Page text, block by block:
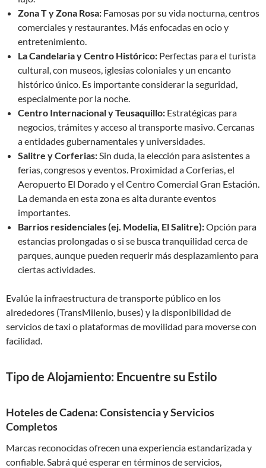
Zona T y Zona Rosa: Famosas por su vida nocturna, centros
comerciales y restaurantes. Más enfocadas en ocio y
entretenimiento.
La Candelaria y Centro Histórico: Perfectas para el turista
cultural, con museos, iglesias coloniales y un encanto
histórico único. Es importante considerar la seguridad,
especialmente por la noche.
Centro Internacional y Teusaquillo: Estratégicas para
negocios, trámites y acceso al transporte masivo. Cercanas
a entidades gubernamentales y universidades.
Salitre y Corferias:Sin duda, la elección para asistentes a
ferias, congresos y eventos. Proximidad a Corferias, el
Aeropuerto El Dorado y el Centro Comercial Gran Estación.
La demanda en esta zona es alta durante eventos
importantes.
Barrios residenciales (ej. Modelia, El Salitre):Opción para
estancias prolongadas o si se busca tranquilidad cerca de
parques, aunque pueden requerir más desplazamiento para
ciertas actividades.
Evalúe la infraestructura de transporte público en los
alrededores (TransMilenio, buses) y la disponibilidad de
servicios de taxi o plataformas de movilidad para moverse con
facilidad.
Tipo de Alojamiento: Encuentre su Estilo
Hoteles de Cadena: Consistencia y Servicios
Completos
Marcas reconocidas ofrecen una experiencia estandarizada y
confiable. Sabrá qué esperar en términos de servicios,